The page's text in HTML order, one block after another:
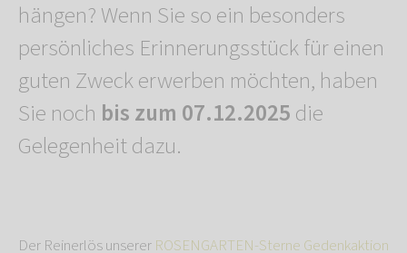
hängen? Wenn Sie so ein besonders
persönliches Erinnerungsstück für einen
guten Zweck erwerben möchten, haben
Sie noch bis zum 07.12.2025die
Gelegenheit dazu.
Der Reinerlös unserer ROSENGARTEN-Sterne Gedenkaktion